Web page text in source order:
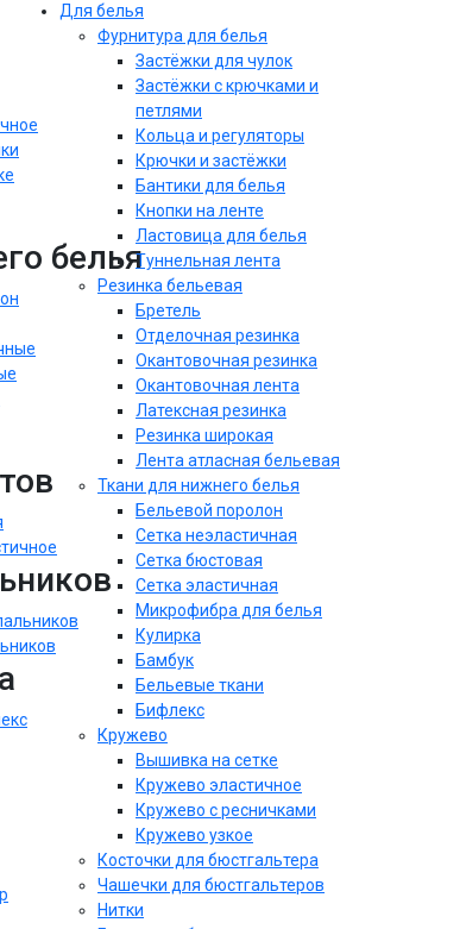
белья
Для белья
Фурнитура для белья
Застёжки для чулок
Застёжки с крючками и
петлями
Кольца и регуляторы
Крючки и застёжки
Бантики для белья
Кнопки на ленте
Ластовица для белья
Туннельная лента
Резинка бельевая
Бретель
Отделочная резинка
Окантовочная резинка
Окантовочная лента
Латексная резинка
Резинка широкая
Лента атласная бельевая
Ткани для нижнего белья
Бельевой поролон
Сетка неэластичная
Сетка бюстовая
Сетка эластичная
Микрофибра для белья
Кулирка
Бамбук
Бельевые ткани
Бифлекс
Кружево
Вышивка на сетке
Кружево эластичное
Кружево с ресничками
Кружево узкое
Косточки для бюстгальтера
Чашечки для бюстгальтеров
Нитки